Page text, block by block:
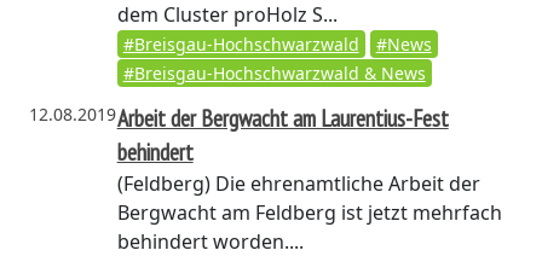
dem Cluster proHolz S...
#Breisgau-Hochschwarzwald
#News
#Breisgau-Hochschwarzwald & News
12.08.2019Arbeit der Bergwacht am Laurentius-Fest
behindert
(Feldberg)Die ehrenamtliche Arbeit der
Bergwacht am Feldberg ist jetzt mehrfach
behindert worden....